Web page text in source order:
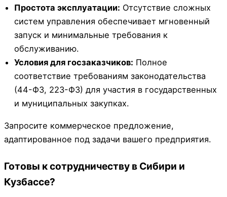
Простота эксплуатации: Отсутствие сложных
систем управления обеспечивает мгновенный
запуск и минимальные требования к
обслуживанию.
Условия для госзаказчиков: Полное
соответствие требованиям законодательства
(44-ФЗ, 223-ФЗ) для участия в государственных
и муниципальных закупках.
Запросите коммерческое предложение,
адаптированное под задачи вашего предприятия.
Готовы к сотрудничеству в Сибири и
Кузбассе?